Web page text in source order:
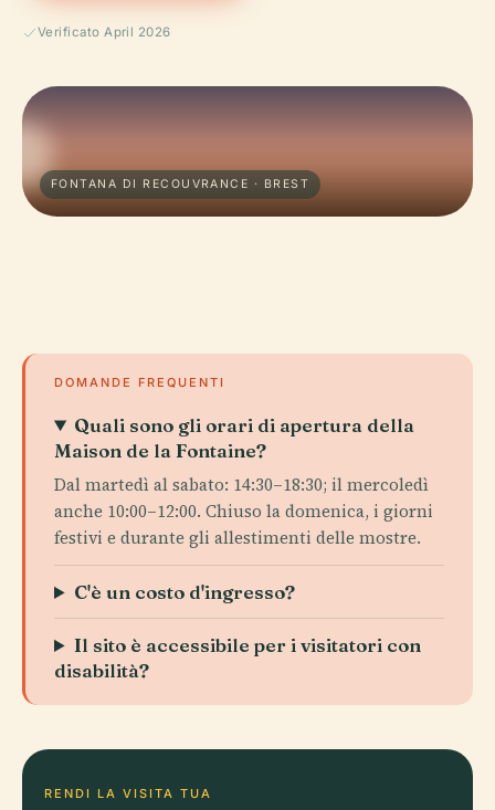
Verificato April 2026
FONTANA DI RECOUVRANCE · BREST
DOMANDE FREQUENTI
Quali sono gli orari di apertura della
Maison de la Fontaine?
Dal martedì al sabato: 14:30–18:30; il mercoledì
anche 10:00–12:00. Chiuso la domenica, i giorni
festivi e durante gli allestimenti delle mostre.
C'è un costo d'ingresso?
Il sito è accessibile per i visitatori con
disabilità?
RENDI LA VISITA TUA